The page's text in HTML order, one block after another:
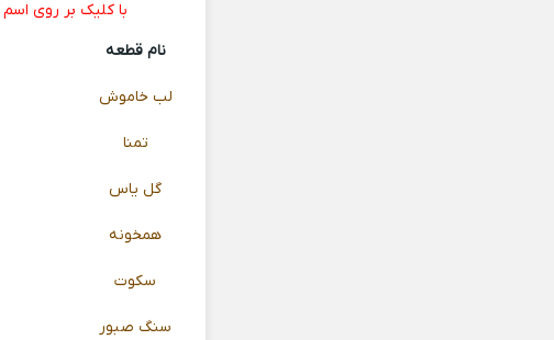
با کلیک بر روی اسم
نام قطعه
لب خاموش
تمنا
گل یاس
همخونه
سکوت
سنگ صبور